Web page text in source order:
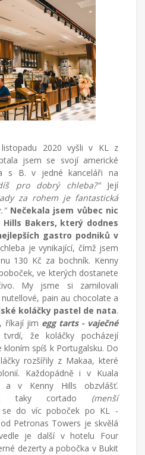
2020 vyšli v KL z
jsem se svojí americké
s B. v jedné kanceláři na
pro dobrý chleba?"Její
za rohem je fantastická
Nečekala jsem vůbec nic
Bakers, který dodnes
gastro podniků v
je vynikající, čímž jsem
130 Kč za bochník. Kenny
ve kterých dostanete
My jsme si zamilovali
pain au chocolate a
koláčky pastel de nata.
říkají jim egg tarts - vaječné
že koláčky pocházejí
kloním spíš k Portugalsku. Do
rozšířily z Makaa, které
Každopádně i v Kuala
a v Kenny Hills obzvlášť.
taky cortado (menší
se do víc poboček po KL -
Petronas Towers je skvělá
je další v hotelu Four
dezerty a pobočka v Bukit